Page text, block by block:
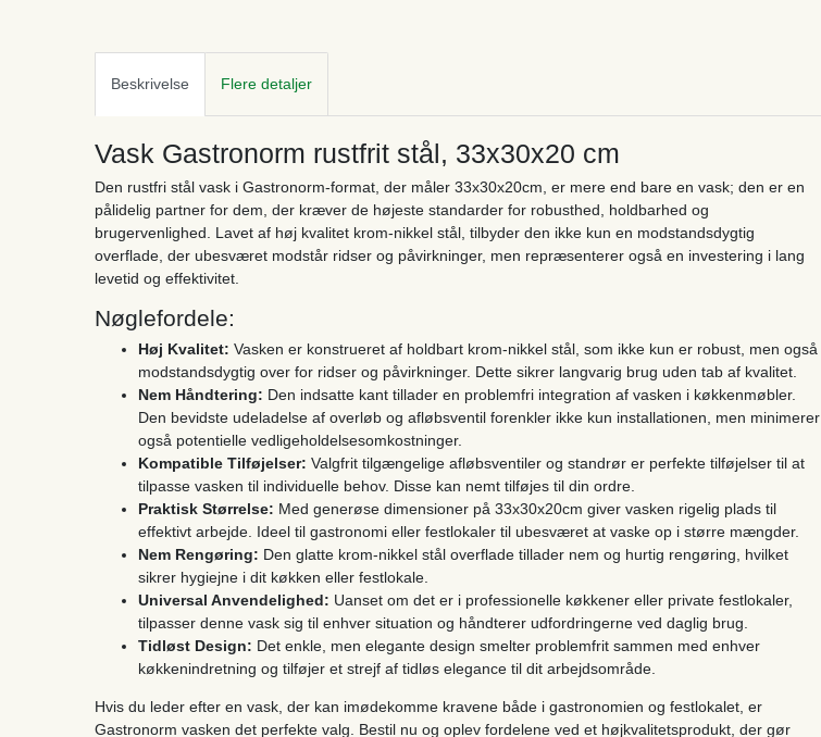
Beskrivelse Flere detaljer
Vask Gastronorm rustfrit stål, 33x30x20 cm
Den rustfri stål vask i Gastronorm-format, der måler 33x30x20cm, er mere end bare en vask; den er en
pålidelig partner for dem, der kræver de højeste standarder for robusthed, holdbarhed og
brugervenlighed. Lavet af høj kvalitet krom-nikkel stål, tilbyder den ikke kun en modstandsdygtig
overflade, der ubesværet modstår ridser og påvirkninger, men repræsenterer også en investering i lang
levetid og effektivitet.
Nøglefordele:
Høj Kvalitet: Vasken er konstrueret af holdbart krom-nikkel stål, som ikke kun er robust, men også
modstandsdygtig over for ridser og påvirkninger. Dette sikrer langvarig brug uden tab af kvalitet.
Nem Håndtering: Den indsatte kant tillader en problemfri integration af vasken i køkkenmøbler.
Den bevidste udeladelse af overløb og afløbsventil forenkler ikke kun installationen, men minimerer
også potentielle vedligeholdelsesomkostninger.
Kompatible Tilføjelser: Valgfrit tilgængelige afløbsventiler og standrør er perfekte tilføjelser til at
tilpasse vasken til individuelle behov. Disse kan nemt tilføjes til din ordre.
Praktisk Størrelse: Med generøse dimensioner på 33x30x20cm giver vasken rigelig plads til
effektivt arbejde. Ideel til gastronomi eller festlokaler til ubesværet at vaske op i større mængder.
Nem Rengøring: Den glatte krom-nikkel stål overflade tillader nem og hurtig rengøring, hvilket
sikrer hygiejne i dit køkken eller festlokale.
Universal Anvendelighed: Uanset om det er i professionelle køkkener eller private festlokaler,
tilpasser denne vask sig til enhver situation og håndterer udfordringerne ved daglig brug.
Tidløst Design: Det enkle, men elegante design smelter problemfrit sammen med enhver
køkkenindretning og tilføjer et strejf af tidløs elegance til dit arbejdsområde.
Hvis du leder efter en vask, der kan imødekomme kravene både i gastronomien og festlokalet, er
Gastronorm vasken det perfekte valg. Bestil nu og oplev fordelene ved et højkvalitetsprodukt, der gør